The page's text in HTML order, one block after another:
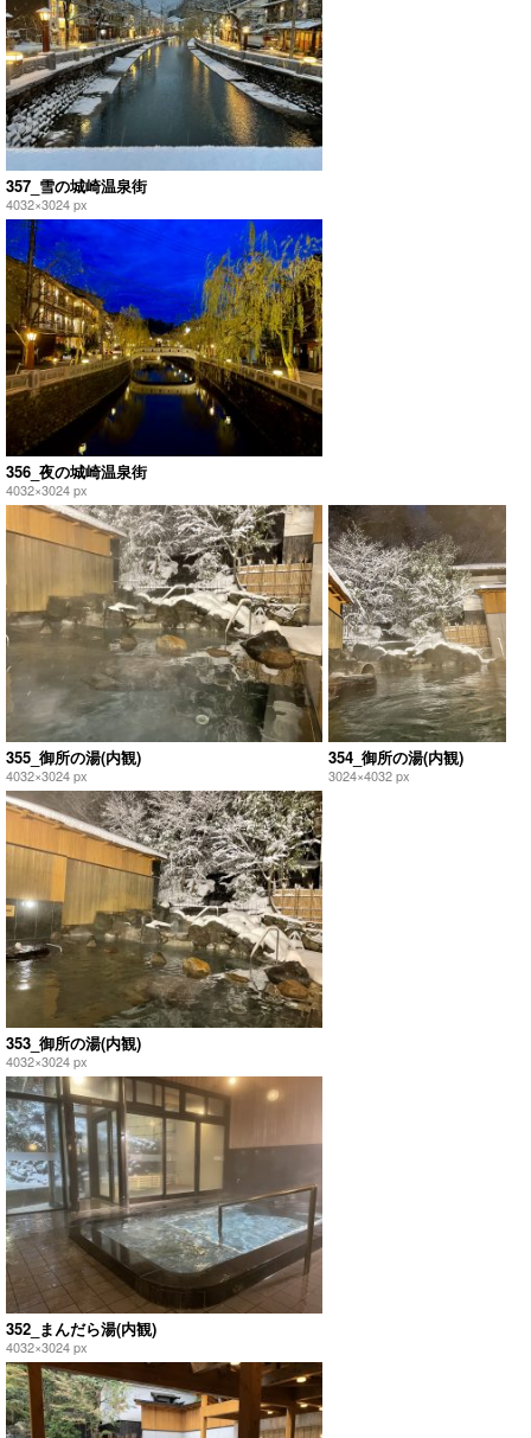
357_雪の城崎温泉街
4032×3024 px
356_夜の城崎温泉街
4032×3024 px
355_御所の湯(内観)
4032×3024 px
354_御所の湯(内観)
3024×4032 px
353_御所の湯(内観)
4032×3024 px
352_まんだら湯(内観)
4032×3024 px